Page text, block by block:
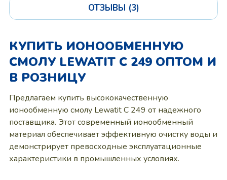
ОТЗЫВЫ (3)
КУПИТЬ ИОНООБМЕННУЮ
СМОЛУ LEWATIT C 249 ОПТОМ И
В РОЗНИЦУ
Предлагаем купить высококачественную
ионообменную смолу Lewatit C 249 от надежного
поставщика. Этот современный ионообменный
материал обеспечивает эффективную очистку воды и
демонстрирует превосходные эксплуатационные
характеристики в промышленных условиях.